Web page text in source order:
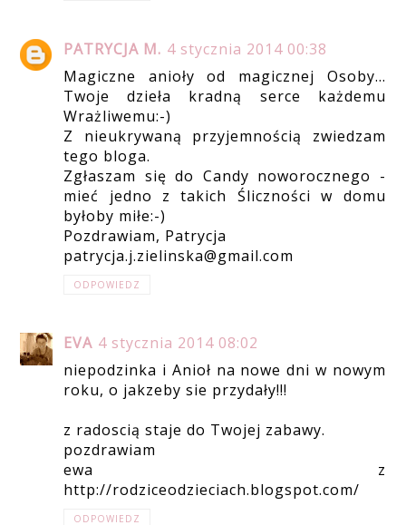
PATRYCJA M. 4 stycznia 2014 00:38
Magiczne anioły od magicznej Osoby...
Twoje dzieła kradną serce każdemu
Wrażliwemu:-)
Z nieukrywaną przyjemnością zwiedzam
tego bloga.
Zgłaszam się do Candy noworocznego -
mieć jedno z takich Śliczności w domu
byłoby miłe:-)
Pozdrawiam, Patrycja
patrycja.j.zielinska@gmail.com
ODPOWIEDZ
EVA 4 stycznia 2014 08:02
niepodzinka i Anioł na nowe dni w nowym
roku, o jakzeby sie przydały!!!
z radoscią staje do Twojej zabawy.
pozdrawiam
ewa z
http://rodziceodzieciach.blogspot.com/
ODPOWIEDZ